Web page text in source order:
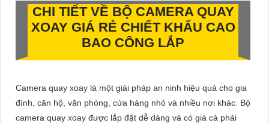
CHI TIẾT VỀ BỘ CAMERA QUAY
XOAY GIÁ RẺ CHIẾT KHẤU CAO
BAO CÔNG LẮP
Camera quay xoay là một giải pháp an ninh hiệu quả cho gia
đình, căn hộ, văn phòng, cửa hàng nhỏ và nhiều nơi khác. Bộ
camera quay xoay được lắp đặt dễ dàng và có giá cả phải